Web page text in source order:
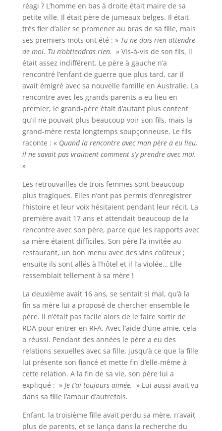
réagi ? L’homme en bas à droite était maire de sa
petite ville. Il était père de jumeaux belges. Il était
très fier d’aller se promener au bras de sa fille, mais
ses premiers mots ont été : » Tu ne dois rien attendre
de moi. Tu n’obtiendras rien. » Vis-à-vis de son fils, il
était assez indifférent. Le père à gauche n’a
rencontré l’enfant de guerre que plus tard, car il
avait émigré avec sa nouvelle famille en Australie. La
rencontre avec les grands parents a eu lieu en
premier, le grand-père était d’autant plus content
qu’il ne pouvait plus beaucoup voir son fils, mais la
grand-mère resta longtemps soupçonneuse. Le fils
raconte : « Quand la rencontre avec mon père a eu lieu,
il ne savait pas vraiment comment s’y prendre avec moi.
»
Les retrouvailles de trois femmes sont beaucoup
plus tragiques. Elles n’ont pas permis d’enregistrer
l’histoire et leur voix hésitaient pendant leur récit. La
première avait 17 ans et attendait beaucoup de la
rencontre avec son père, parce que les rapports avec
sa mère étaient difficiles. Son père l’a invitée au
restaurant, un bon menu avec des vins coûteux ;
ensuite ils sont allés à l’hôtel et il l’a violée… Elle
ressemblait tellement à sa mère !
La deuxième avait 16 ans, se sentait si mal, qu’à la
fin sa mère lui a proposé de chercher ensemble le
père. Il n’était pas facile alors de le faire sortir de
RDA pour entrer en RFA. Avec l’aide d’une amie, cela
a réussi. Pendant des années le père a eu des
relations sexuelles avec sa fille, jusqu’à ce que la fille
lui présente son fiancé et mette fin d’elle-même à
cette relation. A la fin de sa vie, son père lui a
expliqué : » Je t’ai toujours aimée. » Lui aussi avait vu
dans sa fille l’amour d’autrefois.
Enfant, la troisième fille avait perdu sa mère, n’avait
plus de parents, et se lança dans la recherche du